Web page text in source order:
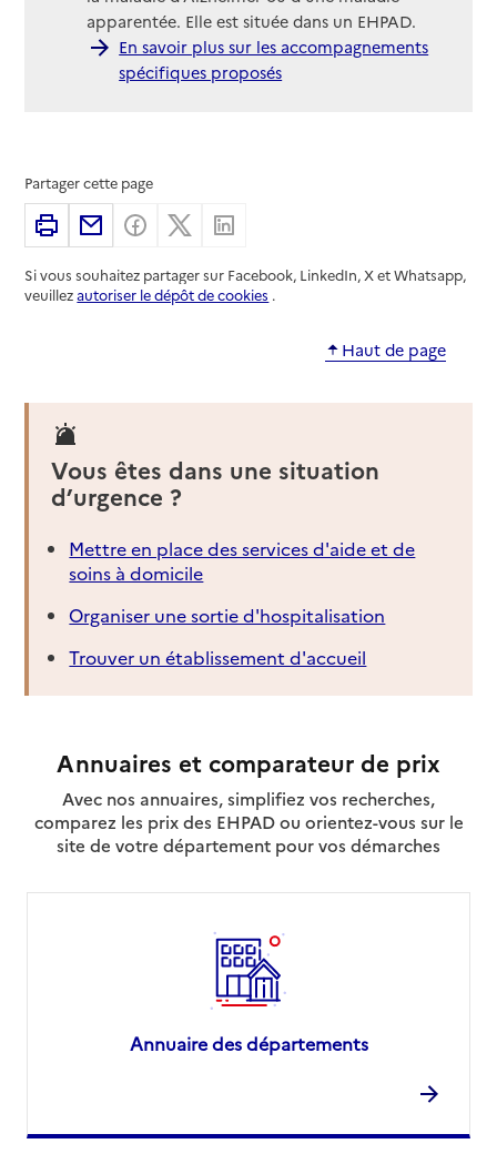
apparentée. Elle est située dans un EHPAD.
En savoir plus sur les accompagnements
spécifiques proposés
Partager cette page
ImprimerPartager par email
Partager sur Facebook
Partager sur X
Si vous souhaitez partager sur Facebook, LinkedIn, X et Whatsapp,
veuillezautoriser le dépôt de cookies .
Haut de page
Vous êtes dans une situation
d’urgence ?
Mettre en place des services d'aide et de
soins à domicile
Organiser une sortie d'hospitalisation
Trouver un établissement d'accueil
Annuaires et comparateur de prix
Avec nos annuaires, simplifiez vos recherches,
comparez les prix des EHPAD ou orientez-vous sur le
site de votre département pour vos démarches
Annuaire des départements